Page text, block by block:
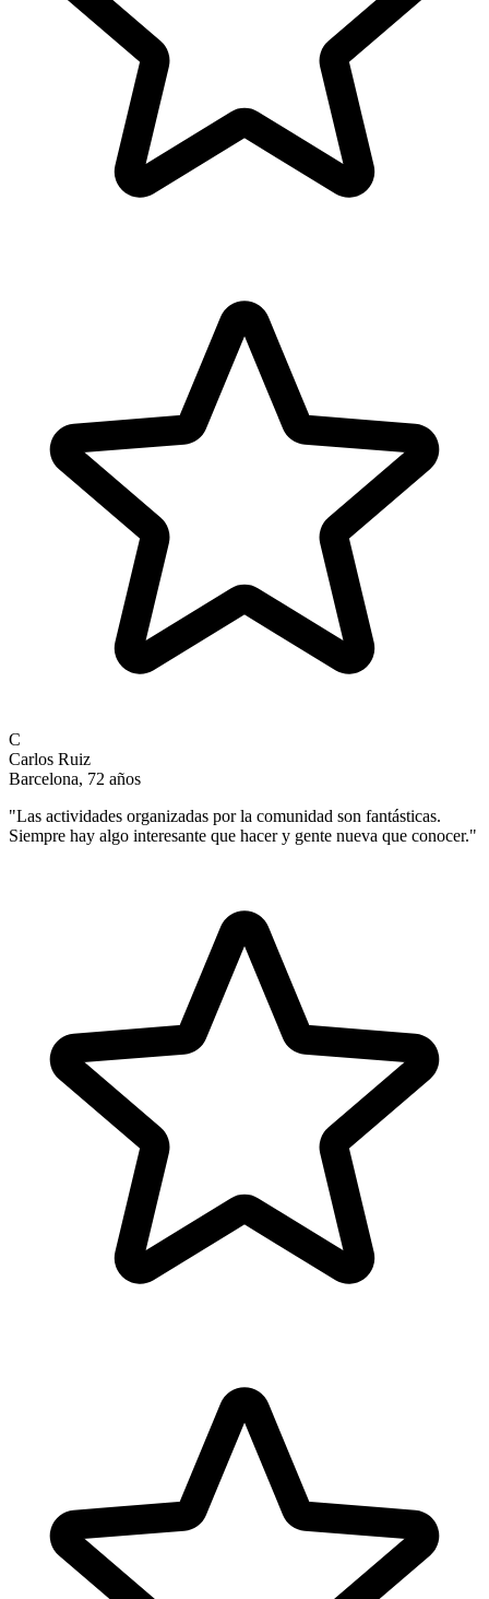
C
Carlos Ruiz
Barcelona, 72 años
"Las actividades organizadas por la comunidad son fantásticas.
Siempre hay algo interesante que hacer y gente nueva que conocer."